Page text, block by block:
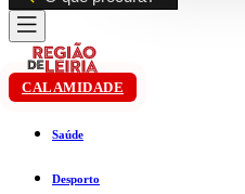
CALAMIDADE
Saúde
Desporto